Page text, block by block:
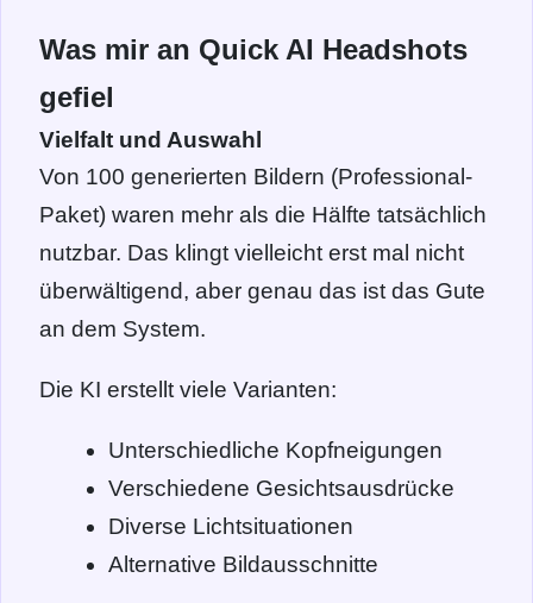
Was mir an Quick AI Headshots
gefiel
Vielfalt und Auswahl
Von 100 generierten Bildern (Professional-
Paket) waren mehr als die Hälfte tatsächlich
nutzbar. Das klingt vielleicht erst mal nicht
überwältigend, aber genau das ist das Gute
an dem System.
Die KI erstellt viele Varianten:
Unterschiedliche Kopfneigungen
Verschiedene Gesichtsausdrücke
Diverse Lichtsituationen
Alternative Bildausschnitte